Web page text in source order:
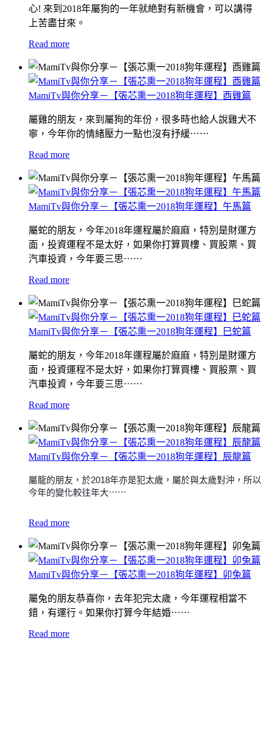
心! 來到2018年屬狗的一年就絶對有新機會，可以講得
上苦盡甘來。
Read more
MamiTv與你分享－【張芯熏一2018狗年運程】酉雞篇
屬雞的朋友，來到屬狗的年份，很多時也給人說雞犬不
寧，今年你的情緒壓力一點也沒有抒緩⋯⋯
Read more
MamiTv與你分享－【張芯熏一2018狗年運程】午馬篇
屬蛇的朋友， 今年2018年運程屬於麻麻，特別是財運方
面，投資運程不是太好， 如果你打算買樓、買股票、買
汽車投資， 今年要三思⋯⋯
Read more
MamiTv與你分享－【張芯熏一2018狗年運程】巳蛇篇
屬蛇的朋友， 今年2018年運程屬於麻麻，特別是財運方
面，投資運程不是太好， 如果你打算買樓、買股票、買
汽車投資， 今年要三思⋯⋯
Read more
MamiTv與你分享－【張芯熏一2018狗年運程】辰龍篇
屬龍的朋友， 於2018年亦是犯太歲， 屬於與太歲對沖， 所以
今年的變化較往年大⋯⋯
Read more
MamiTv與你分享－【張芯熏一2018狗年運程】卯兔篇
屬兔的朋友恭喜你，去年犯完太歲，今年運程相當不
錯，有運行。如果你打算今年結婚⋯⋯
Read more